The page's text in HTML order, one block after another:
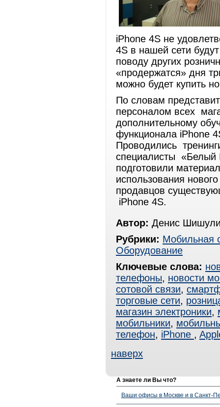
iPhone 4S не
4S в нашей сети
поводу других
«продержатся» дня
можно будет купить
По словам
персоналом всех
дополнительному
функционала iPhone
Проводились
специалисты «Белый
подготовили
использования
продавцов
iPhone 4S.
Автор: Денис
Рубрики: Мобильная
Оборудование
Ключевые слова:
телефоны, новости
сотовой связи,
торговые сети,
магазин электроники,
мобильники,
телефон, iPhone ,
наверх
А знаете ли Вы что?
Ваши офисы в Москве и в Санкт-